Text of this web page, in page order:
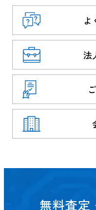
よ
法
無料査定